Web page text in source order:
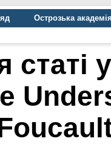
Острозька
статі